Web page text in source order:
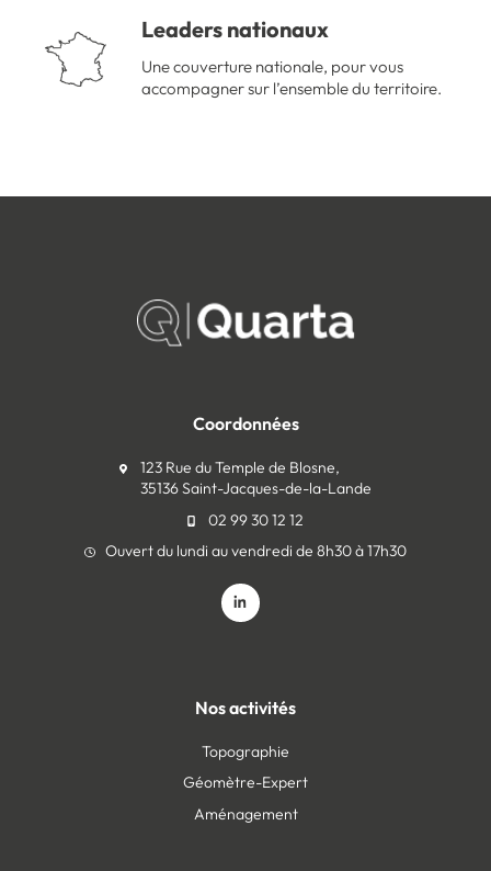
Leaders nationaux
Une couverture nationale, pour vous
accompagner sur l’ensemble du territoire.
Coordonnées
123 Rue du Temple de Blosne,
35136 Saint-Jacques-de-la-Lande
02 99 30 12 12
Ouvert du lundi au vendredi de 8h30 à 17h30
Nos activités
Topographie
Géomètre-Expert
Aménagement